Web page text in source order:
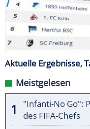
Aktuelle Ergebnisse,
Meistgelesen
"Infanti-No Go":
des FIFA-Chefs